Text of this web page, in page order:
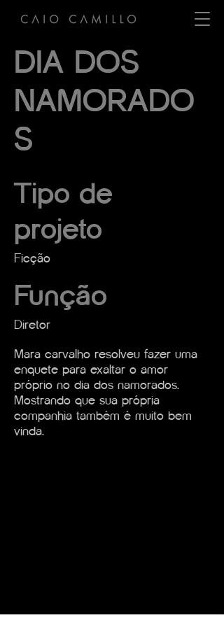
DIA DOS
NAMORADO
S
Tipo de
projeto
Ficção
Função
Diretor
Mara carvalho resolveu fazer uma
enquete para exaltar o amor
próprio no dia dos namorados.
Mostrando que sua própria
companhia também é muito bem
vinda.